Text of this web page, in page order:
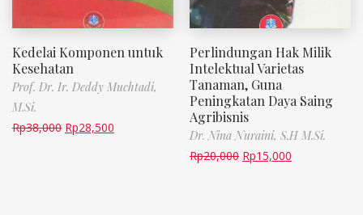
Kedelai Komponen untuk
Kesehatan
Prof. Dr. Ir. Deddy Muchtadi,
M.Si.
Rp38,000 Rp28,500
Perlindungan Hak Milik
Intelektual Varietas
Tanaman, Guna
Peningkatan Daya Saing
Agribisnis
Dr. Nina Nuraini, S.H M.Si.
Rp20,000 Rp15,000